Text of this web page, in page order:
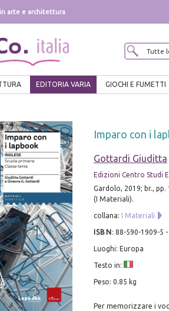
in arte e architettura
EDITORIA VARIA GIOCHI E FUMETTI
Imparo con i
Gottardi Giuditta
Edizioni Centro Studi
Gardolo, 2019; br., pp.
(I Materiali).
collana: I Materiali
ISBN : 88-590-1909-5 -
Luoghi: Europa
Testo in:
Peso: 0.85 kg
Per memorizzare i